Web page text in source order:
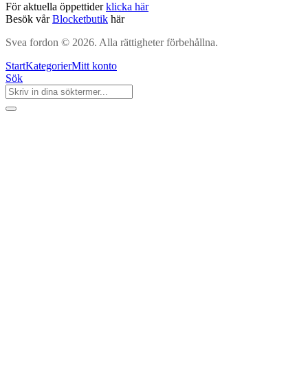
För aktuella öppettiderklicka här
Besök vårBlocketbutik här
Svea fordon © 2026. Alla rättigheter förbehållna.
StartKategorierMitt konto
Sök